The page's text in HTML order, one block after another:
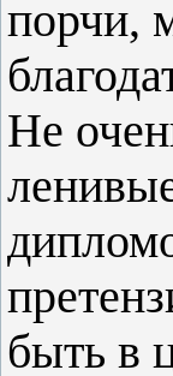
порчи,
Не
быть в